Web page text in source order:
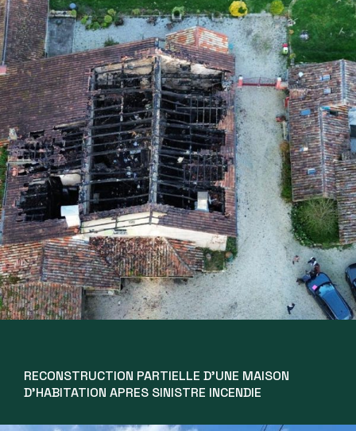
RECONSTRUCTION PARTIELLE D’UNE MAISON
D’HABITATION APRES SINISTRE INCENDIE